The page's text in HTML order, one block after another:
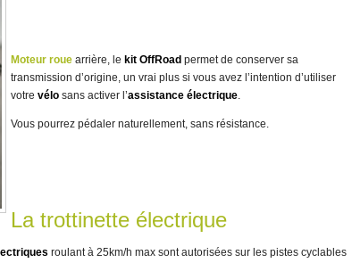
Moteur roue arrière, le kit OffRoad permet de conserver sa
transmission d’origine, un vrai plus si vous avez l’intention d’utiliser
votre vélo sans activer l’assistance électrique.
Vous pourrez pédaler naturellement, sans résistance.
La trottinette électrique
roulant à 25km/h max sont autorisées sur les pistes cyclables